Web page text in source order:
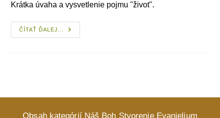
Krátka úvaha a vysvetlenie pojmu "život".
ČÍTAŤ ĎALEJ... Život
Obsah kategórií Náš Boh Stvorenie Evanjelium